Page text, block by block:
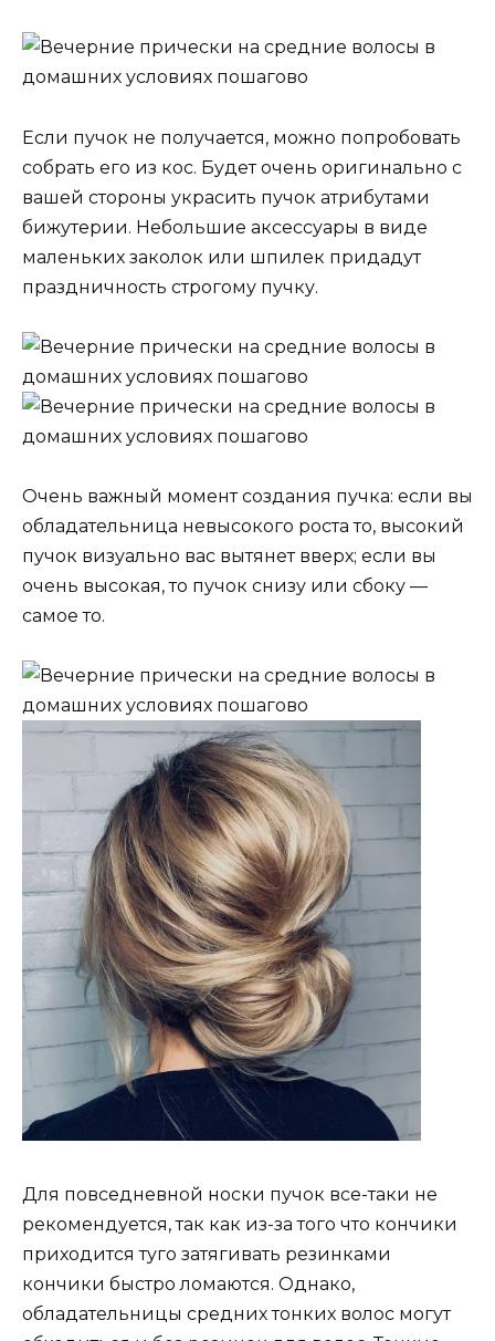
Если пучок не получается, можно попробовать
собрать его из кос. Будет очень оригинально с
вашей стороны украсить пучок атрибутами
бижутерии. Небольшие аксессуары в виде
маленьких заколок или шпилек придадут
праздничность строгому пучку.
Очень важный момент создания пучка: если вы
обладательница невысокого роста то, высокий
пучок визуально вас вытянет вверх; если вы
очень высокая, то пучок снизу или сбоку —
самое то.
Для повседневной носки пучок все-таки не
рекомендуется, так как из-за того что кончики
приходится туго затягивать резинками
кончики быстро ломаются. Однако,
обладательницы средних тонких волос могут